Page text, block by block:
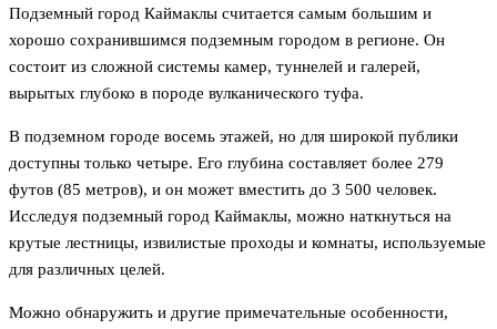
Подземный город Каймаклы считается самым большим и
хорошо сохранившимся подземным городом в регионе. Он
состоит из сложной системы камер, туннелей и галерей,
вырытых глубоко в породе вулканического туфа.
В подземном городе восемь этажей, но для широкой публики
доступны только четыре. Его глубина составляет более 279
футов (85 метров), и он может вместить до 3 500 человек.
Исследуя подземный город Каймаклы, можно наткнуться на
крутые лестницы, извилистые проходы и комнаты, используемые
для различных целей.
Можно обнаружить и другие примечательные особенности,